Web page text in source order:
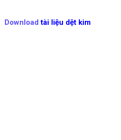
Downloadtài liệu dệt kim